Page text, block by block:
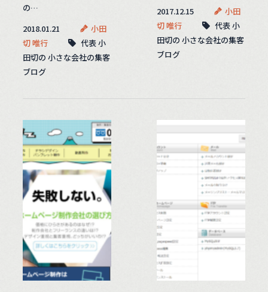
の…
2018.01.21
小田
切 唯行
代表 小
田切の 小さな会社の集客
ブログ
2017.12.15
小田
切 唯行
代表 小
田切の 小さな会社の集客
ブログ